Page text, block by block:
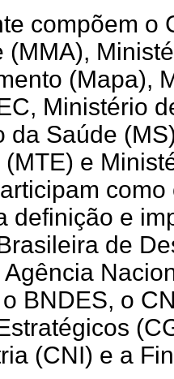
compõem o
(MMA),
(Mapa),
Ministério
da Saúde
(MTE) e
definição e
de
Agência
BNDES, o
(CNI) e a